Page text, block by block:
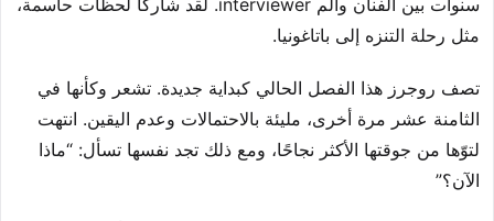
سنوات بين الفنان والم interviewer. لقد شاركا لحظات حاسمة،
مثل رحلة التنزه إلى باتاغونيا.
تصف روجرز هذا الفصل الحالي كبداية جديدة. تشعر وكأنها في
الثامنة عشر مرة أخرى، مليئة بالاحتمالات وعدم اليقين. انتهت
لتوّها من جوقتها الأكثر نجاحًا، ومع ذلك تجد نفسها تسأل: “ماذا
الآن؟”